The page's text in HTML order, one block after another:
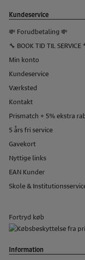
Kundeservice
💸 Forudbetaling 💸
🔧 BOOK TID TIL SERVICE
Min konto
Kundeservice
Værksted
Kontakt
Prismatch + 5% ekstra
5 års fri service
Gavekort
Nyttige links
EAN Kunder
Skole &
Fortryd køb
Information